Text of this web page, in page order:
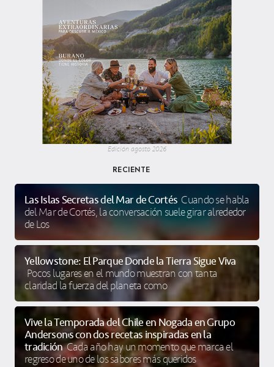
Edición agosto 2026
RECIENTE
Las Islas Secretas del Mar de Cortés Cuando se habla
del Mar de Cortés, la conversación suele girar alrededor
de Los
Yellowstone: El Parque Donde la Tierra Sigue Viva
Pocos lugares en el mundo muestran con tanta
claridad la fuerza del planeta como
Vive la Temporada del Chile en Nogada en Grupo
Anderson’s con dos recetas inspiradas en la
tradición Cada año hay un momento que marca el
regreso de uno de los sabores más queridos